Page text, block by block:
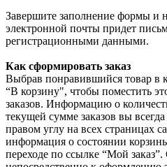
Завершите заполнение формы и
электронной почты придет
регистрационными данными.
Как сформировать заказ
Выбрав понравившийся товар в
“В корзину", чтобы поместить
заказов. Информацию о
текущей сумме заказов вы
правом углу на всех страницах
информация о состоянии
переходе по ссылке “Мой